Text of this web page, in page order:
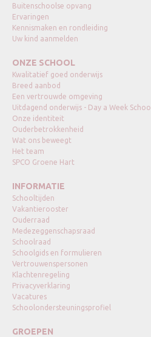
Buitenschoolse opvang
Ervaringen
Kennismaken en rondleiding
Uw kind aanmelden
ONZE SCHOOL
Kwalitatief goed onderwijs
Breed aanbod
Een vertrouwde omgeving
Uitdagend onderwijs - Day a Week School
Onze identiteit
Ouderbetrokkenheid
Wat ons beweegt
Het team
SPCO Groene Hart
INFORMATIE
Schooltijden
Vakantierooster
Ouderraad
Medezeggenschapsraad
Schoolraad
Schoolgids en formulieren
Vertrouwenspersonen
Klachtenregeling
Privacyverklaring
Vacatures
Schoolondersteuningsprofiel
GROEPEN